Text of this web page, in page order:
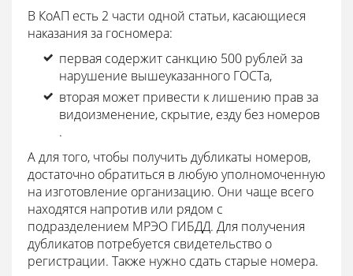
В КоАП есть 2 части одной статьи, касающиеся
наказания за госномера:
первая содержит санкцию 500 рублей за
нарушение вышеуказанного ГОСТа,
вторая может привести к лишению прав за
видоизменение, скрытие, езду без номеров
.
А для того, чтобы получить дубликаты номеров,
достаточно обратиться в любую уполномоченную
на изготовление организацию. Они чаще всего
находятся напротив или рядом с
подразделением МРЭО ГИБДД. Для получения
дубликатов потребуется свидетельство о
регистрации. Также нужно сдать старые номера.